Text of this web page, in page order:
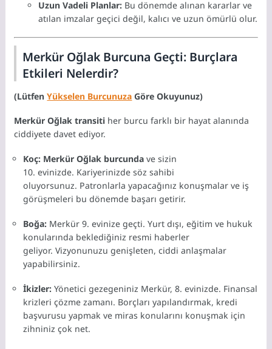
Uzun Vadeli Planlar: Bu dönemde alınan kararlar ve
atılan imzalar geçici değil, kalıcı ve uzun ömürlü olur.
Merkür Oğlak Burcuna Geçti: Burçlara
Etkileri Nelerdir?
(LütfenYükselen Burcunuza Göre Okuyunuz)
Merkür Oğlak transiti her burcu farklı bir hayat alanında
ciddiyete davet ediyor.
Koç: Merkür Oğlak burcunda ve sizin
10. evinizde. Kariyerinizde söz sahibi
oluyorsunuz. Patronlarla yapacağınız konuşmalar ve iş
görüşmeleri bu dönemde başarı getirir.
Boğa: Merkür 9. evinize geçti. Yurt dışı, eğitim ve hukuk
konularında beklediğiniz resmi haberler
geliyor. Vizyonunuzu genişleten, ciddi anlaşmalar
yapabilirsiniz.
İkizler: Yönetici gezegeniniz Merkür, 8. evinizde. Finansal
krizleri çözme zamanı. Borçları yapılandırmak, kredi
başvurusu yapmak ve miras konularını konuşmak için
zihniniz çok net.